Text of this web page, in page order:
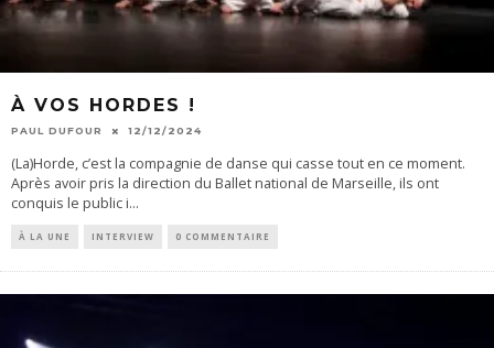
À VOS HORDES !
PAUL DUFOUR 12/12/2024
(La)Horde, c’est la compagnie de danse qui casse tout en ce moment.
Après avoir pris la direction du Ballet national de Marseille, ils ont
conquis le public i...
À LA UNE INTERVIEW 0 COMMENTAIRE